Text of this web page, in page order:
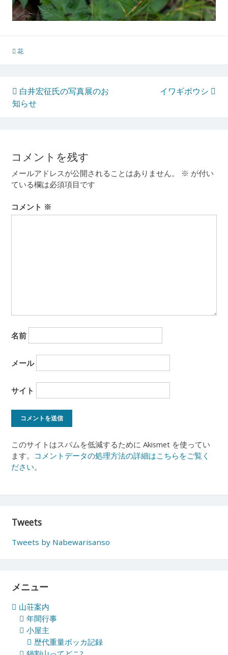
花
投
稿
ゲ
ー
シ
ョ
白井宏征氏の写真展のお
知らせ
イワギボウシ
コメントを残す
メールアドレスが公開されることはありません。 ※ が付い
ている欄は必須項目です
コメント ※
名前
メール
サイト
このサイトはスパムを低減するために Akismet を使ってい
ます。 コメントデータの処理方法の詳細はこちらをご覧く
ださい。
Tweets
Tweets by Nabewarisanso
メニュー
山荘案内
年間行事
小屋主
歴代重量ボッカ記録